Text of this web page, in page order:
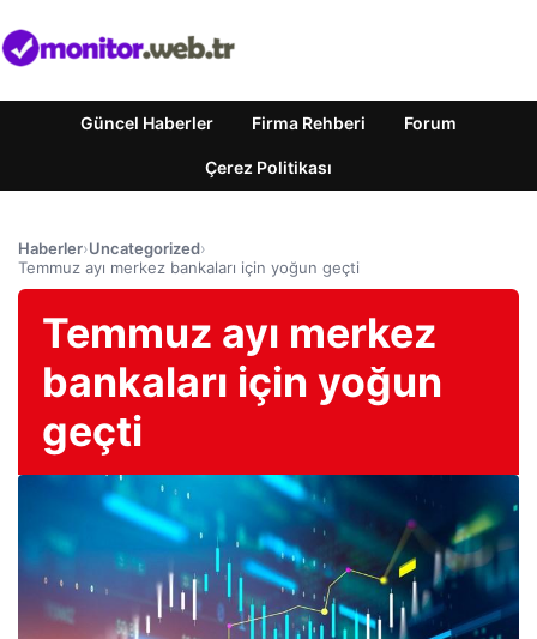
Güncel Haberler Firma Rehberi Forum
Çerez Politikası
Haberler›Uncategorized›
Temmuz ayı merkez bankaları için yoğun geçti
Temmuz ayı merkez
bankaları için yoğun
geçti